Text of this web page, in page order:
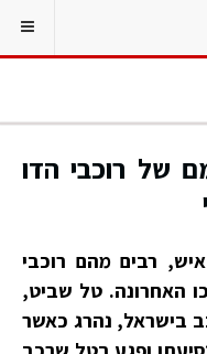
של רוכבי הדו
ביום שישי האחרון ליוו כ-1500 איש, רבים מהם רוכבי
האחרונה. טל שביט,
בישראל, נהרג כאשר